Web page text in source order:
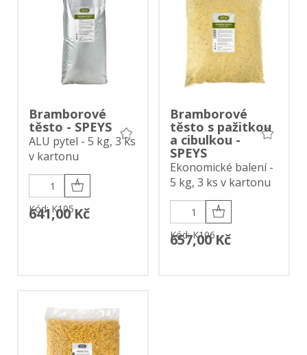
Bramborové
těsto - SPEYS
ALU pytel - 5 kg, 3 ks
v kartonu
641,00 Kč
Kód: K105
Bramborové
těsto s pažitkou
a cibulkou -
SPEYS
Ekonomické balení -
5 kg, 3 ks v kartonu
657,00 Kč
Kód: K106